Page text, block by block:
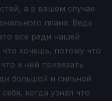
а в вашем случае
плана. Ведь
все ради нашей
хочешь, потому что
к ней привязать
большой и сильной
когда узнал что